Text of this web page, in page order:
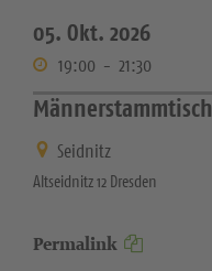
05. Okt. 2026
19:00 - 21:30
Männerstammtisch
Seidnitz
Altseidnitz 12 Dresden
Permalink